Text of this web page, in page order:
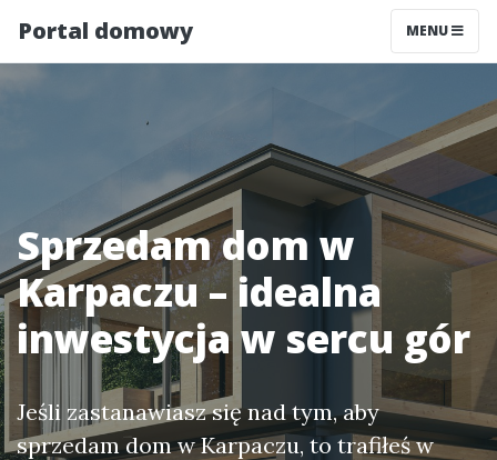
Portal domowy MENU
Sprzedam dom w
Karpaczu – idealna
inwestycja w sercu gór
Jeśli zastanawiasz się nad tym, aby
sprzedam dom w Karpaczu, to trafiłeś w